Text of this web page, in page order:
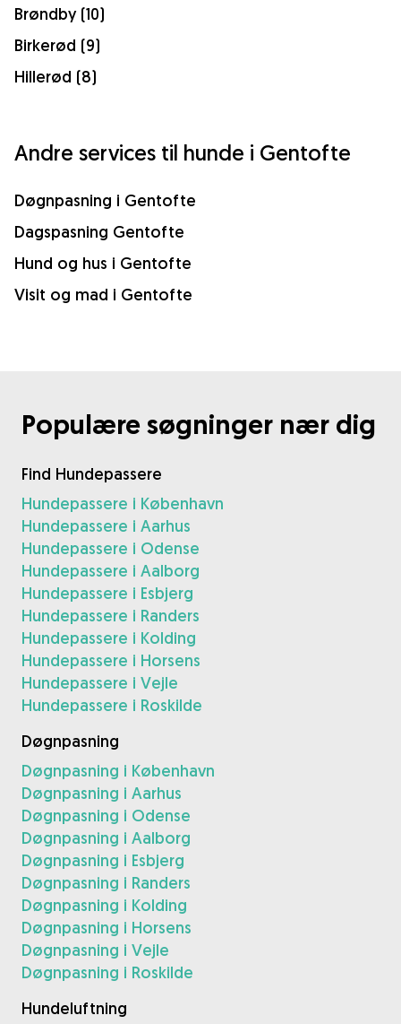
Brøndby (10)
Birkerød (9)
Hillerød (8)
Andre services til hunde i Gentofte
Døgnpasning i Gentofte
Dagspasning Gentofte
Hund og hus i Gentofte
Visit og mad i Gentofte
Populære søgninger nær dig
Find Hundepassere
Hundepassere i København
Hundepassere i Aarhus
Hundepassere i Odense
Hundepassere i Aalborg
Hundepassere i Esbjerg
Hundepassere i Randers
Hundepassere i Kolding
Hundepassere i Horsens
Hundepassere i Vejle
Hundepassere i Roskilde
Døgnpasning
Døgnpasning i København
Døgnpasning i Aarhus
Døgnpasning i Odense
Døgnpasning i Aalborg
Døgnpasning i Esbjerg
Døgnpasning i Randers
Døgnpasning i Kolding
Døgnpasning i Horsens
Døgnpasning i Vejle
Døgnpasning i Roskilde
Hundeluftning